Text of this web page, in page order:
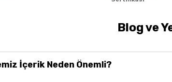
boykot hassasiyeti ilk tercih sebebimdi iletişim ve
Blog ve
İçerik Neden Önemli?